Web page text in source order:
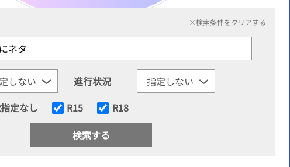
×検索条件をクリアする
進行状況
定なし R15 R18